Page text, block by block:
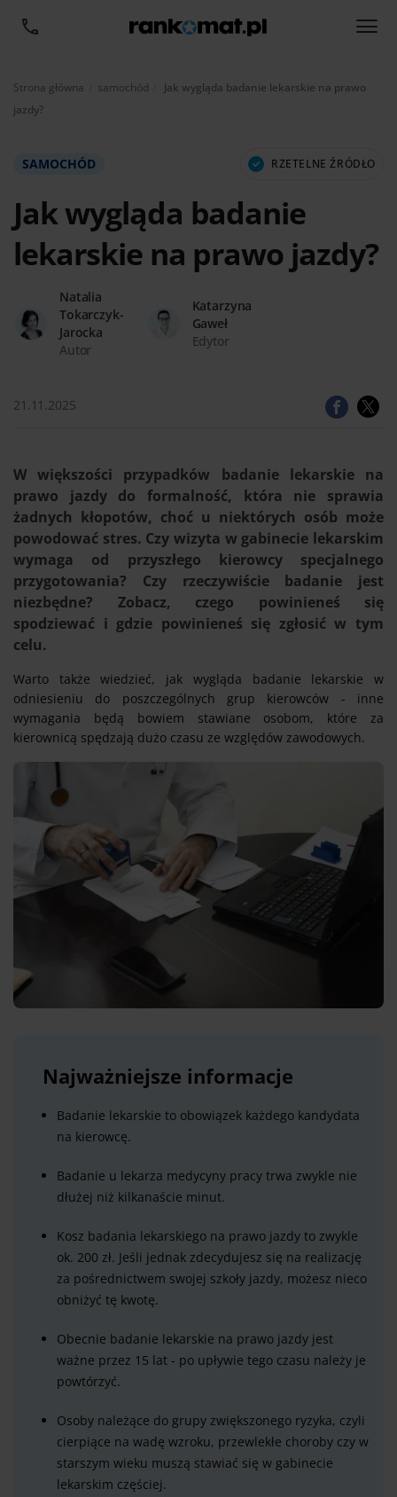
Strona główna samochód Aktualnie:
Jak wygląda badanie lekarskie na prawo
jazdy?
SAMOCHÓD RZETELNE ŹRÓDŁO
Jak wygląda badanie
lekarskie na prawo jazdy?
Natalia
Tokarczyk-
Jarocka
Autor
Katarzyna
Gaweł
Edytor
21.11.2025
W większości przypadków badanie lekarskie na
prawo jazdy do formalność, która nie sprawia
żadnych kłopotów, choć u niektórych osób może
powodować stres. Czy wizyta w gabinecie lekarskim
wymaga od przyszłego kierowcy specjalnego
przygotowania? Czy rzeczywiście badanie jest
niezbędne? Zobacz, czego powinieneś się
spodziewać i gdzie powinieneś się zgłosić w tym
celu.
Warto także wiedzieć, jak wygląda badanie lekarskie w
odniesieniu do poszczególnych grup kierowców - inne
wymagania będą bowiem stawiane osobom, które za
kierownicą spędzają dużo czasu ze względów zawodowych.
Najważniejsze informacje
Badanie lekarskie to obowiązek każdego kandydata
na kierowcę.
Badanie u lekarza medycyny pracy trwa zwykle nie
dłużej niż kilkanaście minut.
Kosz badania lekarskiego na prawo jazdy to zwykle
ok. 200 zł. Jeśli jednak zdecydujesz się na realizację
za pośrednictwem swojej szkoły jazdy, możesz nieco
obniżyć tę kwotę.
Obecnie badanie lekarskie na prawo jazdy jest
ważne przez 15 lat - po upływie tego czasu należy je
powtórzyć.
Osoby należące do grupy zwiększonego ryzyka, czyli
cierpiące na wadę wzroku, przewlekłe choroby czy w
starszym wieku muszą stawiać się w gabinecie
lekarskim częściej.